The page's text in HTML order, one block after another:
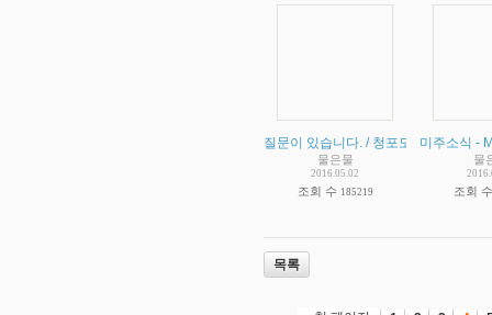
질문이 있습니다. / 청포도막걸리
물은물
2016.05.02
조회 수 185219
미주소식 -
물
조회
목록